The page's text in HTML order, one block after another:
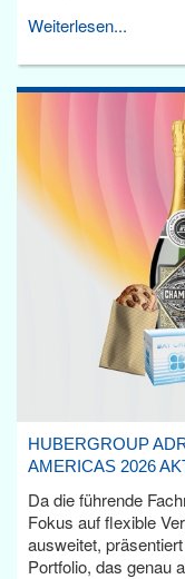
Weiterlesen...
HUBERGROUP
AMERICAS 2026
Da die führende
Fokus auf flexible
ausweitet,
Portfolio, das genau